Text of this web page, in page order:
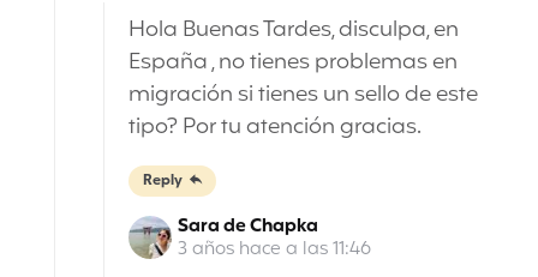
Hola Buenas Tardes, disculpa, en
España , no tienes problemas en
migración si tienes un sello de este
tipo? Por tu atención gracias.
Reply
Sara de Chapka
3 años hace a las 11:46